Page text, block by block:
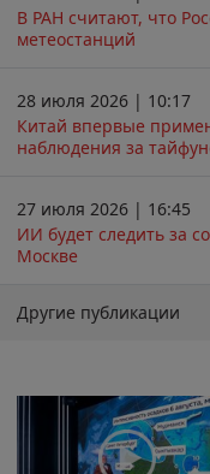
В РАН считают, что
метеостанций
28 июля 2026 | 10:17
Китай впервые
наблюдения за
27 июля 2026 | 16:45
ИИ будет следить за
Москве
Другие публикации